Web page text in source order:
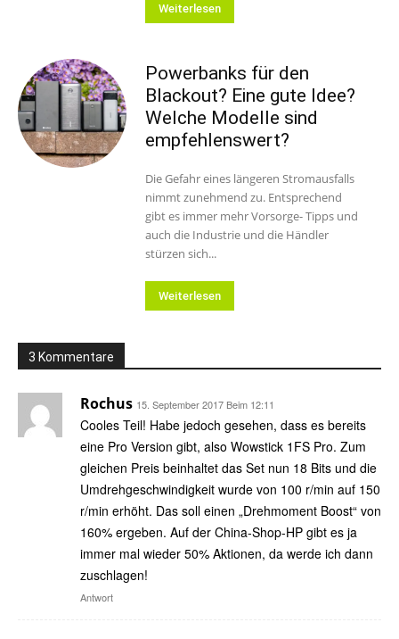
Weiterlesen
Powerbanks für den
Blackout? Eine gute Idee?
Welche Modelle sind
empfehlenswert?
Die Gefahr eines längeren Stromausfalls
nimmt zunehmend zu. Entsprechend
gibt es immer mehr Vorsorge- Tipps und
auch die Industrie und die Händler
stürzen sich...
Weiterlesen
3 Kommentare
Rochus 15. September 2017 Beim 12:11
Cooles Teil! Habe jedoch gesehen, dass es bereits
eine Pro Version gibt, also Wowstick 1FS Pro. Zum
gleichen Preis beinhaltet das Set nun 18 Bits und die
Umdrehgeschwindigkeit wurde von 100 r/min auf 150
r/min erhöht. Das soll einen „Drehmoment Boost“ von
160% ergeben. Auf der China-Shop-HP gibt es ja
immer mal wieder 50% Aktionen, da werde ich dann
zuschlagen!
Antwort